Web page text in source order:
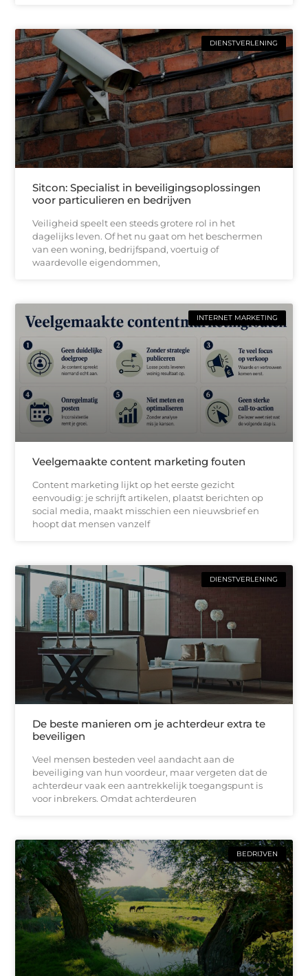
DIENSTVERLENING
Sitcon: Specialist in beveiligingsoplossingen
voor particulieren en bedrijven
Veiligheid speelt een steeds grotere rol in het
dagelijks leven. Of het nu gaat om het beschermen
van een woning, bedrijfspand, voertuig of
waardevolle eigendommen,
INTERNET MARKETING
Veelgemaakte content marketing fouten
Content marketing lijkt op het eerste gezicht
eenvoudig: je schrijft artikelen, plaatst berichten op
social media, maakt misschien een nieuwsbrief en
hoopt dat mensen vanzelf
DIENSTVERLENING
De beste manieren om je achterdeur extra te
beveiligen
Veel mensen besteden veel aandacht aan de
beveiliging van hun voordeur, maar vergeten dat de
achterdeur vaak een aantrekkelijk toegangspunt is
voor inbrekers. Omdat achterdeuren
BEDRIJVEN